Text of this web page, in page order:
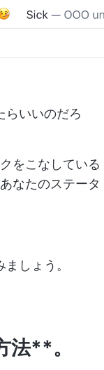
らいいのだろ
をこなしている
なたのステータ
しょう。
法**。